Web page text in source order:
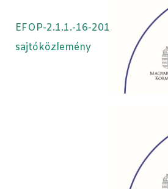
EFOP-2.1.1.-16-2016-
sajtóközlemény